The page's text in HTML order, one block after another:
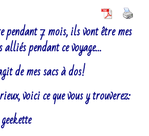
pendant 7 mois, ils vont être mes
pendant ce voyage…
de mes sacs à dos!
voici ce que vous y trouverez: